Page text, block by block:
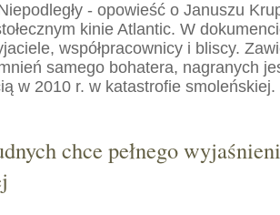
- opowieść o Januszu
kinie Atlantic. W
współpracownicy i bliscy.
samego bohatera, nagranych
w 2010 r. w katastrofie smoleńskiej.
chce pełnego